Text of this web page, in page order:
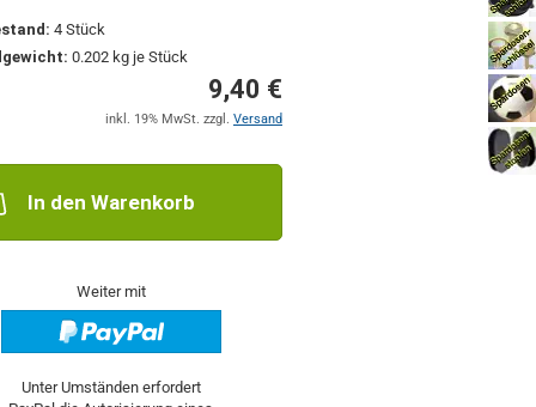
4Stück
0.202 kg je Stück
9,40 €
inkl. 19% MwSt. zzgl. Versand
In den Warenkorb
Weiter mit